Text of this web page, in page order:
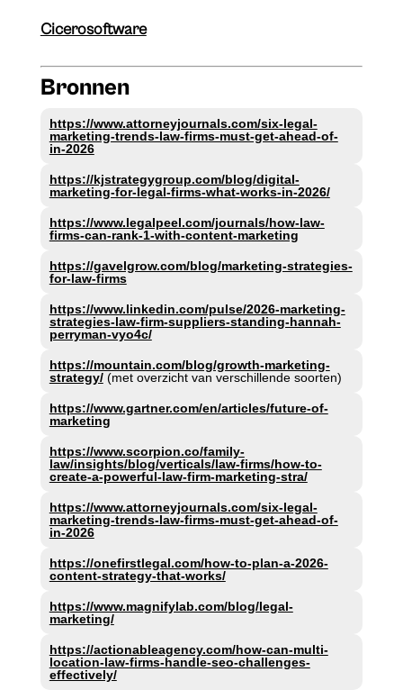
Cicerosoftware
Bronnen
https://www.attorneyjournals.com/six-legal-
marketing-trends-law-firms-must-get-ahead-of-
in-2026
https://kjstrategygroup.com/blog/digital-
marketing-for-legal-firms-what-works-in-2026/
https://www.legalpeel.com/journals/how-law-
firms-can-rank-1-with-content-marketing
https://gavelgrow.com/blog/marketing-strategies-
for-law-firms
https://www.linkedin.com/pulse/2026-marketing-
strategies-law-firm-suppliers-standing-hannah-
perryman-vyo4c/
https://mountain.com/blog/growth-marketing-
strategy/(met overzicht van verschillende soorten)
https://www.gartner.com/en/articles/future-of-
marketing
https://www.scorpion.co/family-
law/insights/blog/verticals/law-firms/how-to-
create-a-powerful-law-firm-marketing-stra/
https://www.attorneyjournals.com/six-legal-
marketing-trends-law-firms-must-get-ahead-of-
in-2026
https://onefirstlegal.com/how-to-plan-a-2026-
content-strategy-that-works/
https://www.magnifylab.com/blog/legal-
marketing/
https://actionableagency.com/how-can-multi-
location-law-firms-handle-seo-challenges-
effectively/